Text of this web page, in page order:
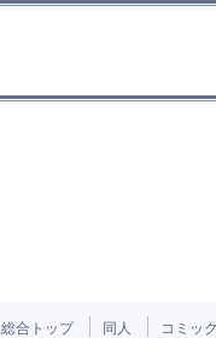
総合トップ 同人 コミッ